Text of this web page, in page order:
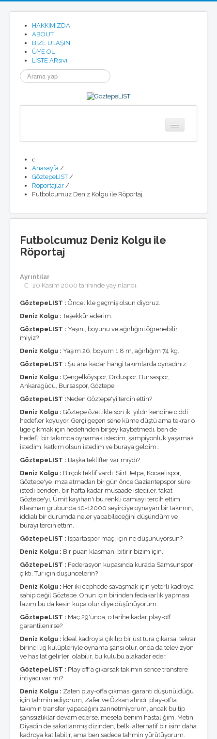
HAKKIMIZDA
ABOUT
BİZE ULAŞIN
ÜYE OL
LÍSTE ARsivi
arama...
Anasayfa
Tarihimizden
Göztepe SK Tüzügü
Göztepe Marşı
Resmi Site
GöztepeLIST
Toplantılar
Listeden seçmeler
Ödüller
Basın bildirileri
Anketler
Röportajlar
Tribün
Tribünde bu hafta
Tribün anıları
Tribün besteleri
Taraftar Anayasası
Multimedya
Göztepe TV
Foto Galeri
Masaüstü Resimler
Ekran Koruyucu
KÖŞE YAZILARI
O.Reşat Sipahi
Mustafa Dalyanoğlu
Koray Emre Çokbankır
Serkan Boyacıoğlu
Burçak Ünsal
Mehmet Altan
Özkan Cengiz
Süleyman Yengil
Anasayfa /
GöztepeLIST /
Röportajlar /
Futbolcumuz Deniz Kolgu ile Röportaj
Futbolcumuz Deniz Kolgu ile
Röportaj
Ayrıntılar
20 Kasım 2000 tarihinde yayınlandı.
GöztepeLIST : Öncelikle geçmiş olsun diyoruz.
Deniz Kolgu : Teşekkür ederim.
GöztepeLIST : Yaşını, boyunu ve ağırlığını öğrenebilir
miyiz?
Deniz Kolgu : Yaşım 26, boyum 1.8 m, ağırlığım 74 kg.
GöztepeLIST : Şu ana kadar hangi takımlarda oynadınız.
Deniz Kolgu : Çengelköyspor, Orduspor, Bursaspor,
Ankaragücü, Bursaspor, Göztepe.
GöztepeLIST :Neden Göztepe'yi tercih ettin?
Deniz Kolgu : Göztepe özellikle son iki yıldır kendine ciddi
hedefler koyuyor. Gerçi geçen sene küme düştü ama tekrar o
lige çıkmak için hedefinden birşey kaybetmedi, ben de
hedefli bir takımda oynamak istedim, şampiyonluk yaşamak
istedim, katkım olsun istedim ve buraya geldim..
GöztepeLIST : Başka teklifler var mıydı?
Deniz Kolgu : Birçok teklif vardı. Siirt Jetpa, Kocaelispor,
Göztepe'ye imza atmadan bir gün önce Gaziantepspor süre
istedi benden, bir hafta kadar müsaade istediler, fakat
Göztepe'yi, Ümit kayıhan'ı bu renkli camiayı tercih ettim.
Klasman grubunda 10-12000 seyirciye oynayan bir takımın,
iddialı bir durumda neler yapabileceğini düşündüm ve
burayı tercih ettim.
GöztepeLIST : Ispartaspor maçı için ne düşünüyorsun?
Deniz Kolgu : Bir puan klasmanı bitirir bizim için.
GöztepeLIST : Federasyon kupasında kurada Samsunspor
çıktı. Tur için düşüncelerin?
Deniz Kolgu : Her iki cephede savaşmak için yeterli kadroya
sahip değil Göztepe. Onun için birinden fedakarlık yapması
lazım bu da kesin kupa olur diye düşünüyorum.
GöztepeLIST : Maç 29'unda, o tarihe kadar play-off
garantilenirse?
Deniz Kolgu : İdeal kadroyla çıkılıp bir üst tura çıkarsa, tekrar
birinci lig kulüpleriyle oynama şansı olur, onda da televizyon
ve hasılat gelirleri olabilir, bu kulübü alakadar eder.
GöztepeLIST : Play off'a çıkarsak takımın sence transfere
ihtiyacı var mı?
Deniz Kolgu : Zaten play-offa çıkması garanti düşünüldüğü
için tahmin ediyorum, Zafer ve Özkan alındı. play-offta
takımın transfer yapacağını zannetmiyorum, ancak bu tip
şanssızlıklar devam ederse, mesela benim hastalığım, Metin
Diyadin de sakatlanmış dizinden, belki alternatif bir isim daha
kadroya katılabilir, ama ben sadece tahmin yürütüyorum.